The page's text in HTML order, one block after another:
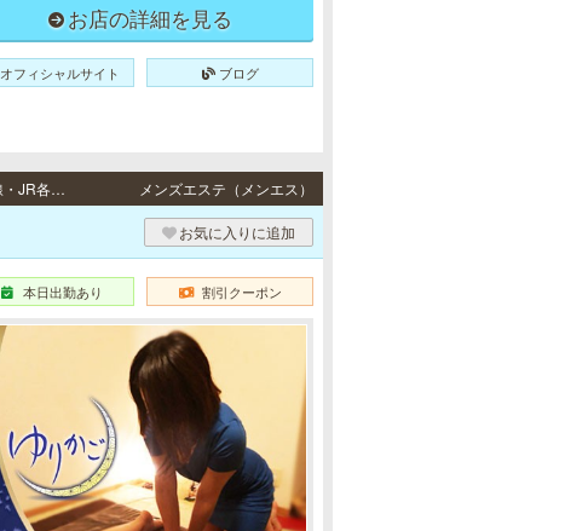
お店の詳細を見る
オフィシャルサイト ブログ
堺筋本町・新大阪 / 地下鉄各線「堺筋本町駅」11番出口より徒歩3分・地下鉄御堂筋線・JR各線「新大阪駅」東出口より徒歩4分 メンズエステ（メンエス）
お気に入りに追加
本日出勤あり 割引クーポン